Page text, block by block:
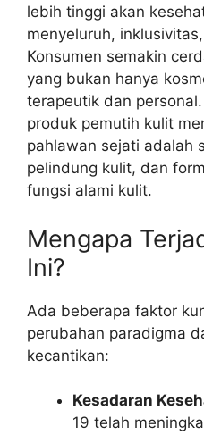
lebih tinggi akan
menyeluruh,
Konsumen semakin
yang bukan hanya
terapeutik dan
produk pemutih kulit
pahlawan sejati adalah
pelindung kulit, dan
fungsi alami kulit.
Mengapa
Ini?
Ada beberapa faktor
perubahan paradigma
kecantikan:
Kesadaran
19 telah